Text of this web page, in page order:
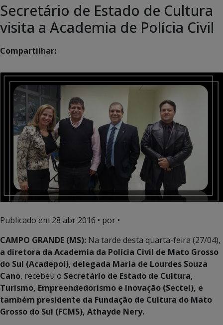
Secretário de Estado de Cultura
visita a Academia de Polícia Civil
Compartilhar:
Publicado em 28 abr 2016 • por •
CAMPO GRANDE (MS): Na tarde desta quarta-feira (27/04),
a diretora da Academia da Polícia Civil de Mato Grosso
do Sul (Acadepol), delegada Maria de Lourdes Souza
Cano, recebeu o Secretário de Estado de Cultura,
Turismo, Empreendedorismo e Inovação (Sectei), e
também presidente da Fundação de Cultura do Mato
Grosso do Sul (FCMS), Athayde Nery.